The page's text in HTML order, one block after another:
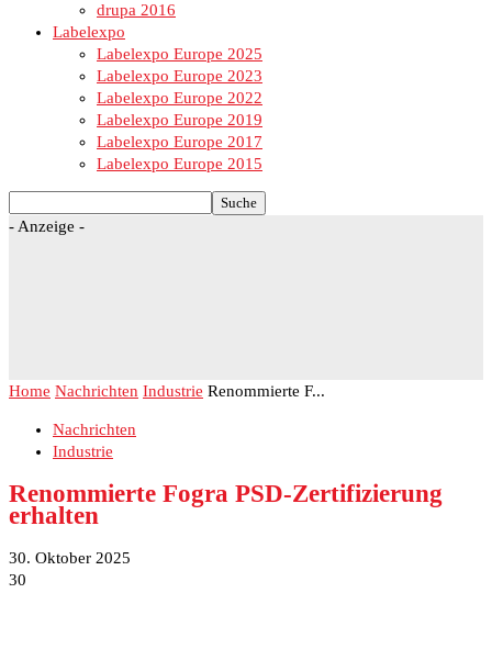
drupa 2016
Labelexpo
Labelexpo Europe 2025
Labelexpo Europe 2023
Labelexpo Europe 2022
Labelexpo Europe 2019
Labelexpo Europe 2017
Labelexpo Europe 2015
- Anzeige -
Home Nachrichten Industrie Renommierte F...
Nachrichten
Industrie
Renommierte Fogra PSD-Zertifizierung
erhalten
30. Oktober 2025
30